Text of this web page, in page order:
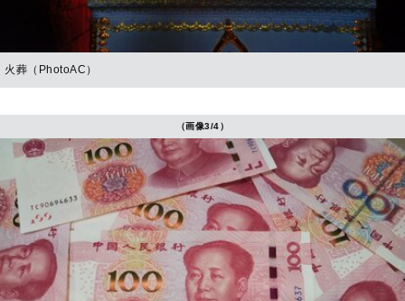
火葬（PhotoAC）
（画像3/4）